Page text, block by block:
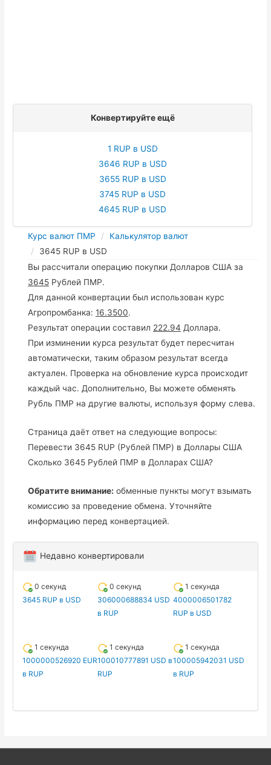
Конвертируйте ещё
1 RUP в USD
3646 RUP в USD
3655 RUP в USD
3745 RUP в USD
4645 RUP в USD
Курс валют ПМР
Калькулятор валют
3645 RUP в USD
Вы рассчитали операцию покупки Долларов США за
3645 Рублей ПМР.
Для данной конвертации был использован курс
Агропромбанка:16.3500.
Результат операции составил 222.94 Доллара.
При изминении курса результат будет пересчитан
автоматически, таким образом результат всегда
актуален. Проверка на обновление курса происходит
каждый час. Дополнительно, Вы можете обменять
Рубль ПМР на другие валюты, используя форму слева.
Страница даёт ответ на следующие вопросы:
Перевести 3645 RUP (Рублей ПМР) в Доллары США
Сколько 3645 Рублей ПМР в Долларах США?
Обратите внимание: обменные пункты могут взымать
комиссию за проведение обмена. Уточняйте
информацию перед конвертацией.
Недавно конвертировали
0 секунд
3645 RUP в USD
0 секунд
306000688834 USD
в RUP
1 секунда
4000006501782
RUP в USD
1 секунда
1000000526920 EUR
в RUP
1 секунда
100010777891 USD в
RUP
1 секунда
100005942031 USD
в RUP